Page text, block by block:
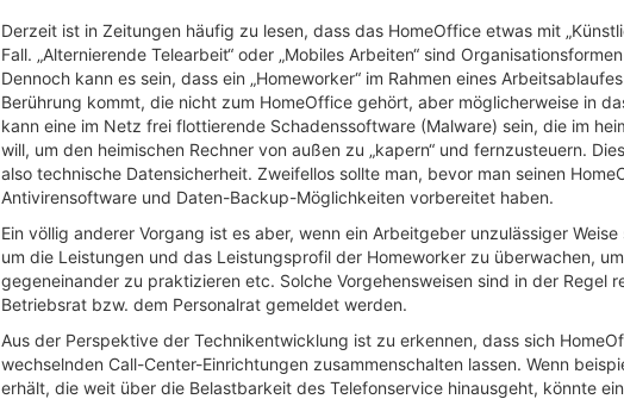
Derzeit ist in Zeitungen häufig zu lesen, dass das HomeOffice etwas mit
Fall. „Alternierende Telearbeit“ oder „Mobiles Arbeiten“ sind
Dennoch kann es sein, dass ein „Homeworker“ im Rahmen eines
Berührung kommt, die nicht zum HomeOffice gehört, aber möglicherweise in
kann eine im Netz frei flottierende Schadenssoftware (Malware) sein, die im
will, um den heimischen Rechner von außen zu „kapern“ und fernzusteuern.
also technische Datensicherheit. Zweifellos sollte man, bevor man seinen
Antivirensoftware und Daten-Backup-Möglichkeiten vorbereitet haben.
Ein völlig anderer Vorgang ist es aber, wenn ein Arbeitgeber unzulässiger
um die Leistungen und das Leistungsprofil der Homeworker zu überwachen,
gegeneinander zu praktizieren etc. Solche Vorgehensweisen sind in der Regel
Betriebsrat bzw. dem Personalrat gemeldet werden.
Aus der Perspektive der Technikentwicklung ist zu erkennen, dass sich
wechselnden Call-Center-Einrichtungen zusammenschalten lassen. Wenn
erhält, die weit über die Belastbarkeit des Telefonservice hinausgeht, könnte